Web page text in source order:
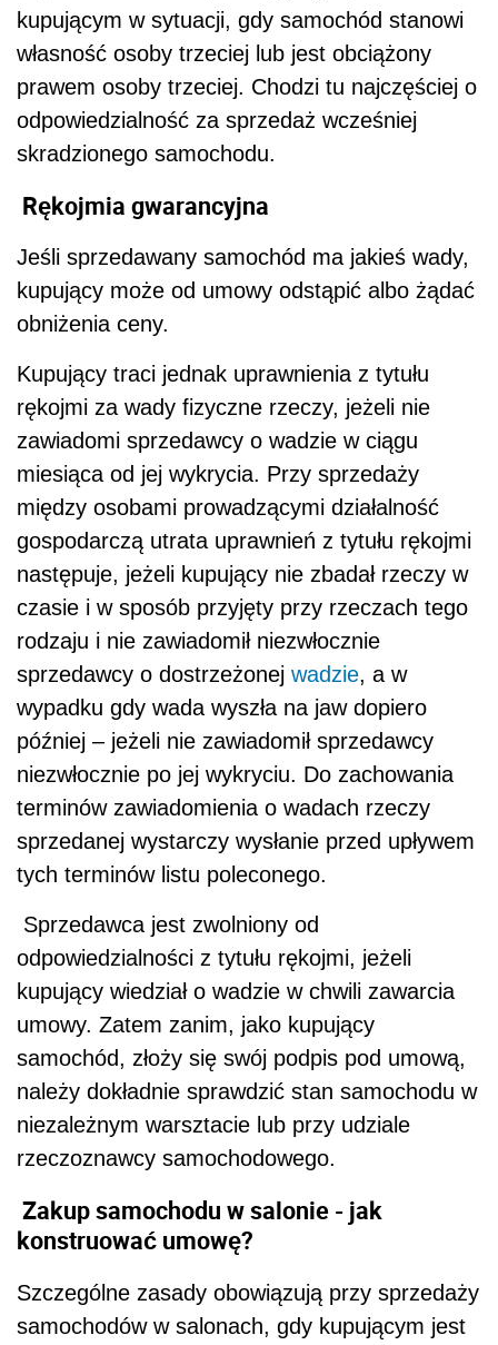
kupującym w sytuacji, gdy samochód stanowi
własność osoby trzeciej lub jest obciążony
prawem osoby trzeciej. Chodzi tu najczęściej o
odpowiedzialność za sprzedaż wcześniej
skradzionego samochodu.
Rękojmia gwarancyjna
Jeśli sprzedawany samochód ma jakieś wady,
kupujący może od umowy odstąpić albo żądać
obniżenia ceny.
Kupujący traci jednak uprawnienia z tytułu
rękojmi za wady fizyczne rzeczy, jeżeli nie
zawiadomi sprzedawcy o wadzie w ciągu
miesiąca od jej wykrycia. Przy sprzedaży
między osobami prowadzącymi działalność
gospodarczą utrata uprawnień z tytułu rękojmi
następuje, jeżeli kupujący nie zbadał rzeczy w
czasie i w sposób przyjęty przy rzeczach tego
rodzaju i nie zawiadomił niezwłocznie
sprzedawcy o dostrzeżonej wadzie, a w
wypadku gdy wada wyszła na jaw dopiero
później – jeżeli nie zawiadomił sprzedawcy
niezwłocznie po jej wykryciu. Do zachowania
terminów zawiadomienia o wadach rzeczy
sprzedanej wystarczy wysłanie przed upływem
tych terminów listu poleconego.
Sprzedawca jest zwolniony od
odpowiedzialności z tytułu rękojmi, jeżeli
kupujący wiedział o wadzie w chwili zawarcia
umowy. Zatem zanim, jako kupujący
samochód, złoży się swój podpis pod umową,
należy dokładnie sprawdzić stan samochodu w
niezależnym warsztacie lub przy udziale
rzeczoznawcy samochodowego.
Zakup samochodu w salonie - jak
konstruować umowę?
Szczególne zasady obowiązują przy sprzedaży
samochodów w salonach, gdy kupującym jest